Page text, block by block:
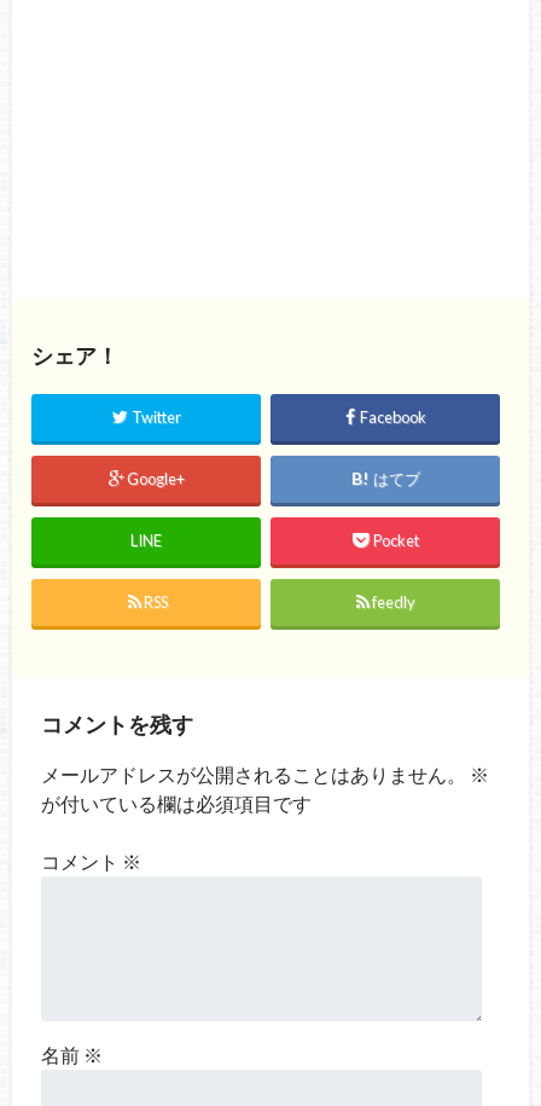
シェア！
Twitter Facebook
Google+ はてブ
LINE Pocket
RSS feedly
コメントを残す
メールアドレスが公開されることはありません。
※
が付いている欄は必須項目です
コメント ※
名前 ※